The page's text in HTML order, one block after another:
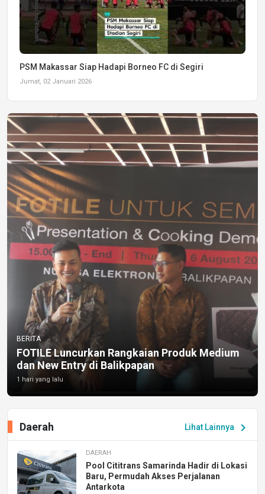
PSM Makassar Siap Hadapi Borneo FC di Segiri
Jumat, 02 Januari 2026
BERITA
FOTILE Luncurkan Rangkaian Produk Medium
dan New Entry di Balikpapan
1 hari yang lalu
Lihat Lainnya chevron_right
Daerah
DAERAH
Pool Cititrans Samarinda Hadir di Lokasi
Baru, Permudah Akses Perjalanan
Antarkota